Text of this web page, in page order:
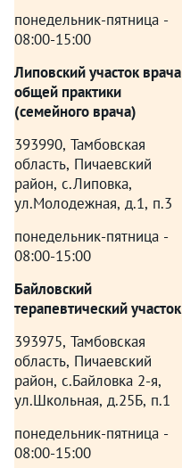
понедельник-пятница -
08:00-15:00
Липовский участок врача
общей практики
(семейного врача)
393990, Тамбовская
область, Пичаевский
район, с.Липовка,
ул.Молодежная, д.1, п.3
понедельник-пятница -
08:00-15:00
Байловский
терапевтический участок
393975, Тамбовская
область, Пичаевский
район, с.Байловка 2-я,
ул.Школьная, д.25Б, п.1
понедельник-пятница -
08:00-15:00